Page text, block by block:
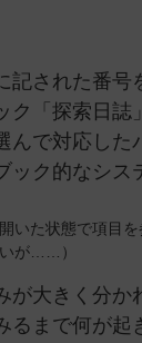
記された番号
ク「探索日誌
んで対応した
ック的なシス
いた状態で項目
が……）
が大きく分か
るまで何が起